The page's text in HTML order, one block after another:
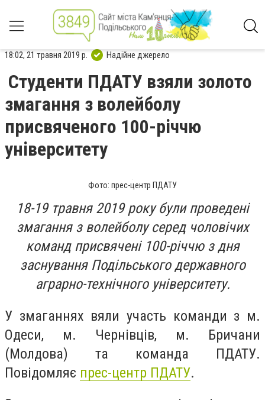
18:02, 21 травня 2019 р. Надійне джерело
Студенти ПДАТУ взяли золото
змагання з волейболу
присвяченого 100-річчю
університету
Фото: прес-центр ПДАТУ
18-19 травня 2019 року були проведені
змагання з волейболу серед чоловічих
команд присвячені 100-річчю з дня
заснування Подільського державного
аграрно-технічного університету.
У змаганнях вяли участь команди з м.
Одеси, м. Чернівців, м. Бричани
(Молдова) та команда ПДАТУ.
Повідомляє прес-центр ПДАТУ.